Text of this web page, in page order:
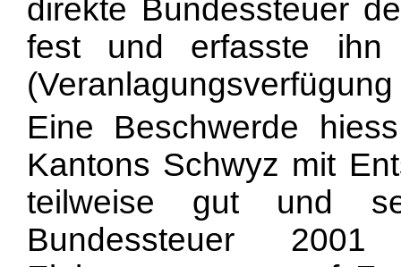
direkte Bundessteuer
fest und erfasste ihn
Eine Beschwerde
Kantons Schwyz mit
teilweise gut und
Bundessteuer 2001